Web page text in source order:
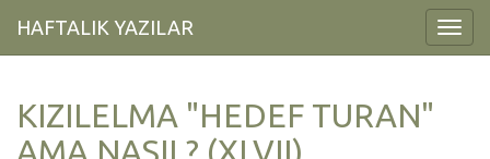
HAFTALIK YAZILAR
KIZILELMA "HEDEF TURAN"
AMA NASIL? (XLVII)